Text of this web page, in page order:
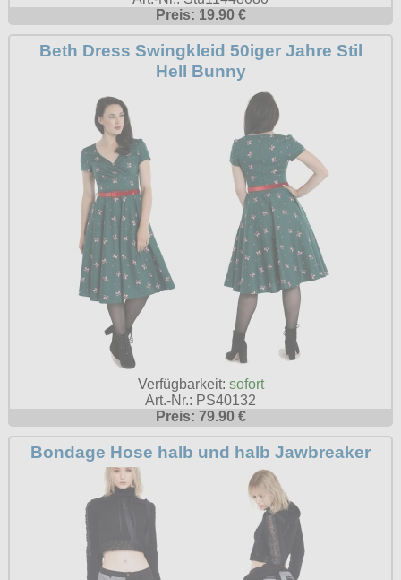
Preis: 19.90 €
Beth Dress Swingkleid 50iger Jahre Stil
Hell Bunny
Verfügbarkeit: sofort
Art.-Nr.: PS40132
Preis: 79.90 €
Bondage Hose halb und halb Jawbreaker